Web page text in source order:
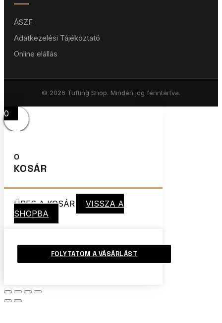
ÁSZF
Adatkezelési Tájékoztató
Online elállás
© 2026 Tufting Shop. Minden jog fenntartva.
0
0
KOSÁR
ÜRES A KOSÁR
VISSZA A
SHOPBA
FOLYTATOM A VÁSÁRLÁST